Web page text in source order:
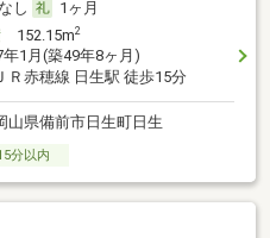
なし
1ヶ月
152.15m2
年1月(築49年8ヶ月)
Ｒ赤穂線 日生駅 徒歩15分
山県備前市日生町日生
分以内